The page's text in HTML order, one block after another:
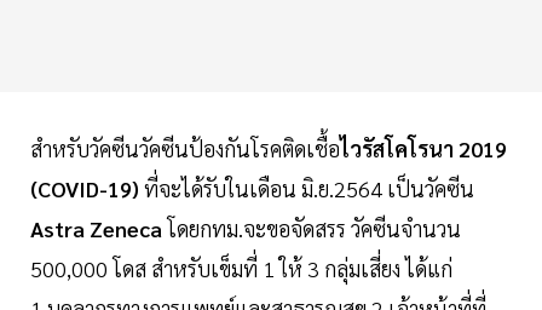
สำหรับวัคซีนวัคซีนป้องกันโรคติดเชื้อไวรัสโคโรนา 2019
(COVID-19) ที่จะได้รับในเดือน มิ.ย.2564 เป็นวัคซีน
Astra Zenecaโดยกทม.จะขอจัดสรร วัคซีนจำนวน
500,000 โดส สำหรับเข็มที่ 1 ให้ 3 กลุ่มเสี่ยง ได้แก่